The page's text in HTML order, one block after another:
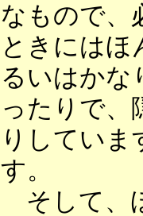
なもので、
ときにはほ
るいはかな
ったりで、
りしてい
す。
そして、